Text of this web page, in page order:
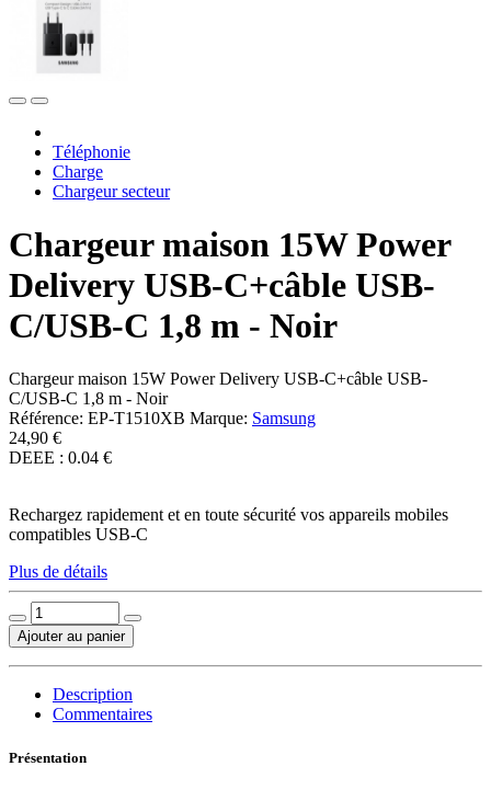
Téléphonie
Charge
Chargeur secteur
Chargeur maison 15W Power
Delivery USB-C+câble USB-
C/USB-C 1,8 m - Noir
Chargeur maison 15W Power Delivery USB-C+câble USB-
C/USB-C 1,8 m - Noir
Référence: EP-T1510XB Marque: Samsung
24,90 €
DEEE : 0.04 €
Rechargez rapidement et en toute sécurité vos appareils mobiles
compatibles USB-C
Plus de détails
Ajouter au panier
Description
Commentaires
Présentation